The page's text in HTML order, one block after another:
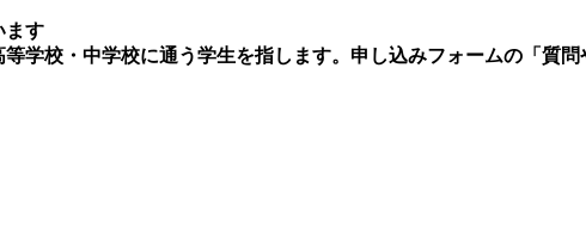
ます
学校・中学校に通う学生を指します。申し込みフォームの「質